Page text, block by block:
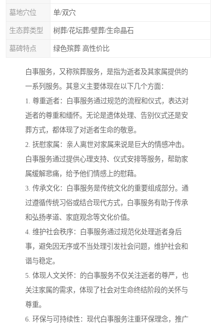
墓地穴位 单/双穴
生态葬类型 树葬/花坛葬/壁葬/生命晶石
墓碑特点 绿色殡葬 高性价比
白事服务，又称殡葬服务，是指为逝者及其家属提供的
一系列服务。其意义主要体现在以下几个方面：
1. 尊重逝者：白事服务通过规范的流程和仪式，表达对
逝者的尊重和缅怀。无论是遗体处理、告别仪式还是安
葬方式，都体现了对逝者生命的敬意。
2. 抚慰家属：亲人离世对家属来说是巨大的情感冲击。
白事服务通过提供心理支持、仪式安排等服务，帮助家
属缓解悲痛，给予他们情感上的慰藉。
3. 传承文化：白事服务是传统文化的重要组成部分。通
过遵循传统习俗或结合现代方式，白事服务有助于传承
和弘扬孝道、家庭观念等文化价值。
4. 维护社会秩序：白事服务通过规范化处理逝者身后
事，避免因无序或不当处理引发社会问题，维护社会和
谐与稳定。
5. 体现人文关怀：的白事服务不仅关注逝者的尊严，也
关注家属的需求，体现了社会对生命终结阶段的关怀与
尊重。
6. 环保与可持续性：现代白事服务注重环保理念，推广